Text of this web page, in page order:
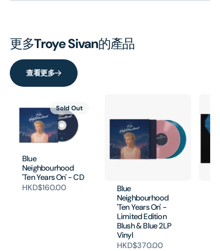
更多Troye Sivan的產品
查看更多
Blue
Neighbourhood
'Ten Years On' - CD
HKD$160.00
Sold Out
Blue
Neighbourhood
'Ten Years On' -
Limited Edition
Blush & Blue 2LP
Vinyl
HKD$370.00